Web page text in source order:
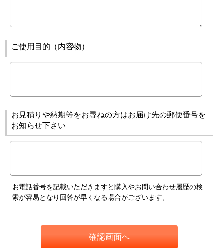
ご使用目的（内容物）
お見積りや納期等をお尋ねの方はお届け先の郵便番号を
お知らせ下さい
お電話番号を記載いただきますと購入やお問い合わせ履歴の検
索が容易となり回答が早くなる場合がございます。
確認画面へ